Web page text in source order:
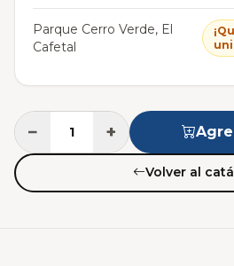
Parque Cerro Verde, El
Cafetal
− +
Volver al